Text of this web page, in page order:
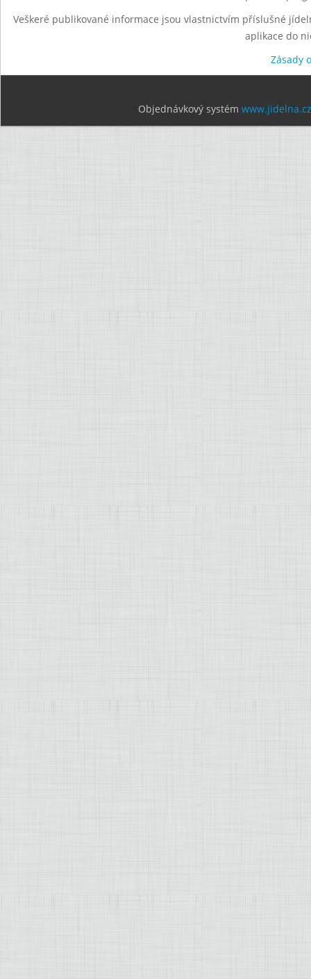
Veškeré publikované informace jsou vlastnictvím příslušné
aplikace do
Zásady
Objednávkový systém www.jidelna.cz